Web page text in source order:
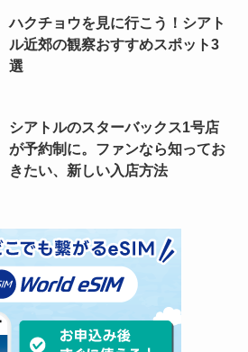
ハクチョウを見に行こう！シアト
ル近郊の観察おすすめスポット3
選
シアトルのスターバックス1号店
が予約制に。ファンなら知ってお
きたい、新しい入店方法